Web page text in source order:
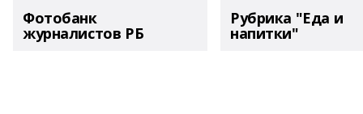
Фотобанк
журналистов РБ
Рубрика "Еда и
напитки"